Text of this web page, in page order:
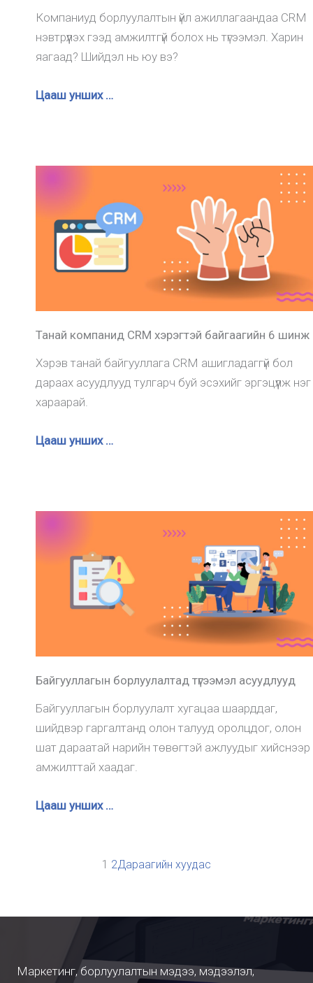
Компаниуд борлуулалтын үйл ажиллагаандаа CRM
нэвтрүүлэх гээд амжилтгүй болох нь түгээмэл. Харин
яагаад? Шийдэл нь юу вэ?
Цааш унших …
Танай компанид CRM хэрэгтэй байгаагийн 6 шинж
Хэрэв танай байгууллага CRM ашигладаггүй бол
дараах асуудлууд тулгарч буй эсэхийг эргэцүүлж нэг
хараарай.
Цааш унших …
Байгууллагын борлуулалтад түгээмэл асуудлууд
Байгууллагын борлуулалт хугацаа шаарддаг,
шийдвэр гаргалтанд олон талууд оролцдог, олон
шат дараатай нарийн төвөгтэй ажлуудыг хийснээр
амжилттай хаадаг.
Цааш унших …
1 2Дараагийн хуудас
Маркетинг, борлуулалтын мэдээ, мэдээлэл,